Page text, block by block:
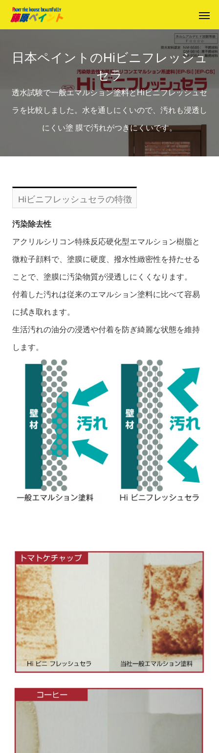
日本ペイントのHiビニフレッシュ
セラ
透水試験で一般エマルション塗料とHiビニフレッシュセ
ラを比較しました。水を通しにくいので、汚れも浸透し
にくい塗 膜で汚れがつきにくいです。
Hiビニフレッシュセラの特徴
汚染除去性
アクリルシリコン特殊反応硬化型エマルション樹脂と
微粒子顔料で、塗膜に硬度、撥水性緻密性を持たせる
ことで、塗膜に汚染物質が浸透しにくくなります。
付着した汚れは従来のエマルション塗料に比べて容易
に拭き取れます。
生活汚れの油分の浸透や付着を防ぎ綺麗な状態を維持
します。